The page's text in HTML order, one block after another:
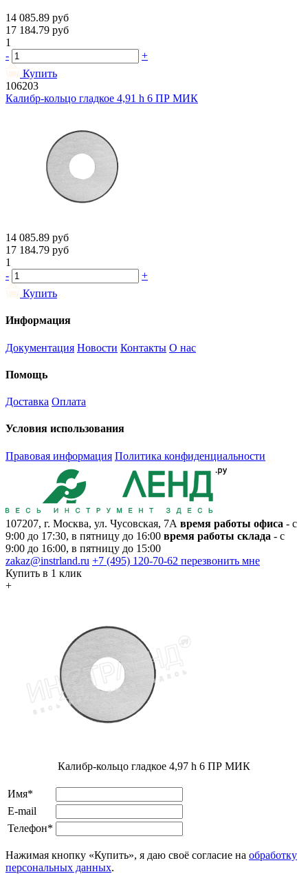
14 085.89 руб
17 184.79 руб
1
-
+
Купить
106203
Калибр-кольцо гладкое 4,91 h 6 ПР МИК
14 085.89 руб
17 184.79 руб
1
-
+
Купить
Информация
Документация Новости Контакты О нас
Помощь
Доставка Оплата
Условия использования
Правовая информация Политика конфиденциальности
107207, г. Москва, ул. Чусовская, 7А время работы офиса - с
9:00 до 17:30, в пятницу до 16:00 время работы склада - с
9:00 до 16:00, в пятницу до 15:00
zakaz@instrland.ru +7 (495) 120-70-62 перезвонить мне
Купить в 1 клик
+
Калибр-кольцо гладкое 4,97 h 6 ПР МИК
Имя*
E-mail
Телефон*
Нажимая кнопку «Купить», я даю своё согласие на обработку
персональных данных.